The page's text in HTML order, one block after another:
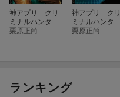
神アプリ クリ
ミナルハンタ
ー 2
栗原正尚
神アプリ クリ
ミナルハンタ
ー 1
栗原正尚
ランキング